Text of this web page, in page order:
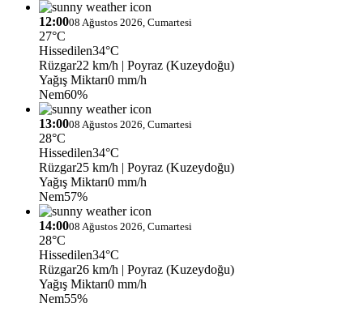
12:0008 Ağustos 2026, Cumartesi
27°C
Hissedilen34°C
Rüzgar22 km/h | Poyraz (Kuzeydoğu)
Yağış Miktarı0 mm/h
Nem60%
13:0008 Ağustos 2026, Cumartesi
28°C
Hissedilen34°C
Rüzgar25 km/h | Poyraz (Kuzeydoğu)
Yağış Miktarı0 mm/h
Nem57%
14:0008 Ağustos 2026, Cumartesi
28°C
Hissedilen34°C
Rüzgar26 km/h | Poyraz (Kuzeydoğu)
Yağış Miktarı0 mm/h
Nem55%